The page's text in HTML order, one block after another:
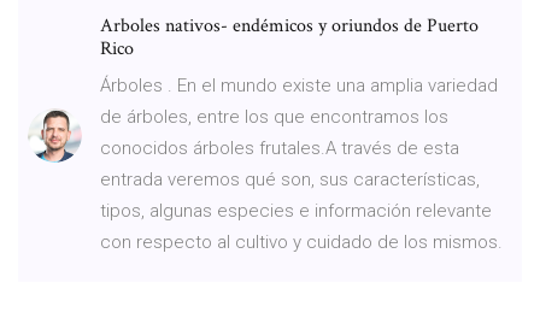
Arboles nativos- endémicos y oriundos de Puerto
Rico
Árboles . En el mundo existe una amplia variedad
de árboles, entre los que encontramos los
conocidos árboles frutales.A través de esta
entrada veremos qué son, sus características,
tipos, algunas especies e información relevante
con respecto al cultivo y cuidado de los mismos.